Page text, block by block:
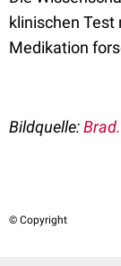
klinischen Test
Medikation
Bildquelle:
© Copyright